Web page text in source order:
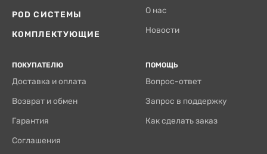
POD СИСТЕМЫ
КОМПЛЕКТУЮЩИЕ
О нас
Новости
ПОКУПАТЕЛЮ
Доставка и оплата
Возврат и обмен
Гарантия
Соглашения
ПОМОЩЬ
Вопрос-ответ
Запрос в поддержку
Как сделать заказ